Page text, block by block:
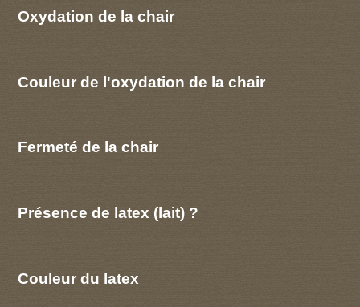
Oxydation de la chair
Couleur de l'oxydation de la chair
Fermeté de la chair
Présence de latex (lait) ?
Couleur du latex